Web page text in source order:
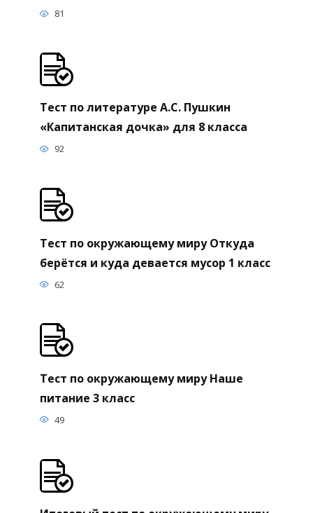
81
Тест по литературе А.С. Пушкин
«Капитанская дочка» для 8 класса
92
Тест по окружающему миру Откуда
берётся и куда девается мусор 1 класс
62
Тест по окружающему миру Наше
питание 3 класс
49